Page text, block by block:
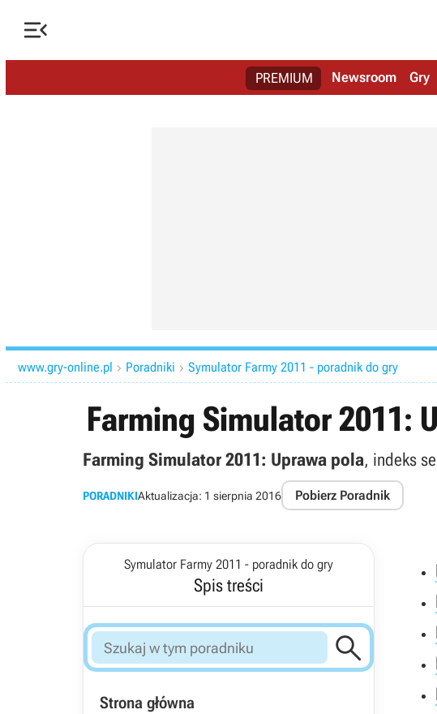

PREMIUM Newsroom Gry
www.gry-online.pl  Poradniki  Symulator Farmy 2011 - poradnik do gry
Farming Simulator 2011:
Farming Simulator 2011: Uprawa pola, indeks
PORADNIKIAktualizacja: 1 sierpnia 2016 Pobierz Poradnik
Symulator Farmy 2011 - poradnik do gry
Spis treści

Strona główna